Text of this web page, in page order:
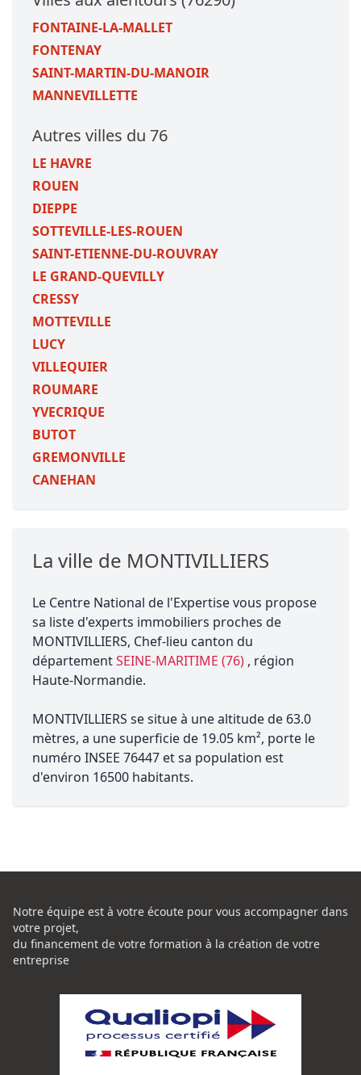
FONTAINE-LA-MALLET
FONTENAY
SAINT-MARTIN-DU-MANOIR
MANNEVILLETTE
Autres villes du 76
LE HAVRE
ROUEN
DIEPPE
SOTTEVILLE-LES-ROUEN
SAINT-ETIENNE-DU-ROUVRAY
LE GRAND-QUEVILLY
CRESSY
MOTTEVILLE
LUCY
VILLEQUIER
ROUMARE
YVECRIQUE
BUTOT
GREMONVILLE
CANEHAN
La ville de MONTIVILLIERS
Le Centre National de l'Expertise vous propose
sa liste d'experts immobiliers proches de
MONTIVILLIERS, Chef-lieu canton du
départementSEINE-MARITIME (76) , région
Haute-Normandie.
MONTIVILLIERS se situe à une altitude de 63.0
mètres, a une superficie de 19.05 km², porte le
numéro INSEE 76447 et sa population est
d'environ 16500 habitants.
Notre équipe est à votre écoute pour vous accompagner dans
votre projet,
du financement de votre formation à la création de votre
entreprise